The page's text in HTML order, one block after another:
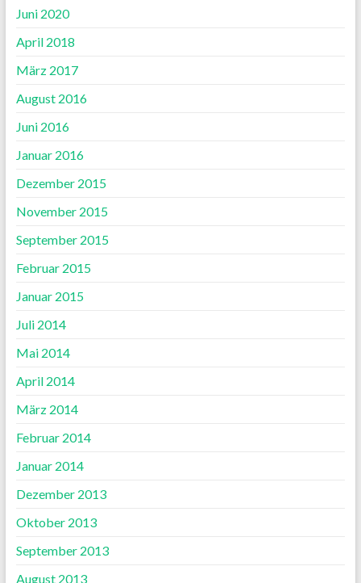
Juni 2020
April 2018
März 2017
August 2016
Juni 2016
Januar 2016
Dezember 2015
November 2015
September 2015
Februar 2015
Januar 2015
Juli 2014
Mai 2014
April 2014
März 2014
Februar 2014
Januar 2014
Dezember 2013
Oktober 2013
September 2013
August 2013